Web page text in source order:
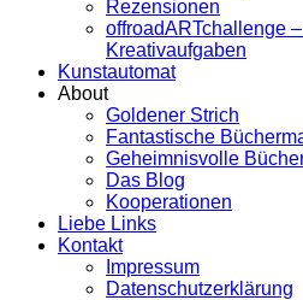
Rezensionen
offroadARTchallenge
Kreativaufgaben
Kunstautomat
About
Goldener Strich
Fantastische
Geheimnisvolle
Das Blog
Kooperationen
Liebe Links
Kontakt
Impressum
Datenschutzerklärung